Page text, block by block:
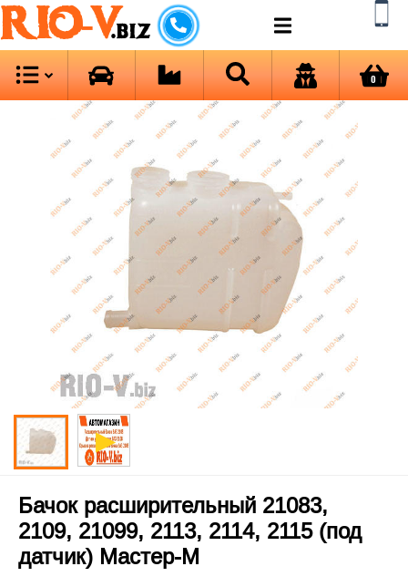
RIO-V.biz
0
Бачок расширительный 21083,
2109, 21099, 2113, 2114, 2115 (под
датчик) Мастер-М